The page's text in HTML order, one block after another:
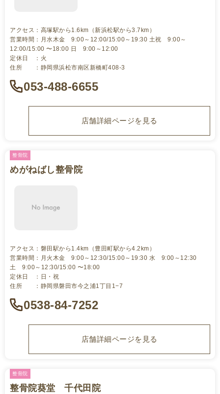
アクセス：高塚駅から1.6km（新浜松駅から3.7km）
営業時間：月水木金 9:00～12:00/15:00～19:30 土祝 9:00～
12:00/15:00 〜18:00 日 9:00～12:00
定休日 ：火
住所 ：静岡県浜松市南区新橋町408-3
053-488-6655
店舗詳細ページを見る
めがねばし整骨院
整骨院
アクセス：磐田駅から1.4km（豊田町駅から4.2km）
営業時間：月火木金 9:00～12:30/15:00～19:30 水 9:00～12:30
土 9:00～12:30/15:00 〜18:00
定休日 ：日・祝
住所 ：静岡県磐田市今之浦1丁目1−7
0538-84-7252
店舗詳細ページを見る
整骨院葵堂 千代田院
整骨院